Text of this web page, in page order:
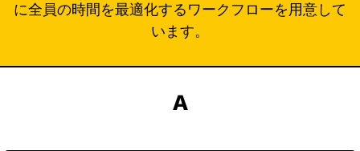
に全員の時間を最適化するワークフローを用意して
います。
A